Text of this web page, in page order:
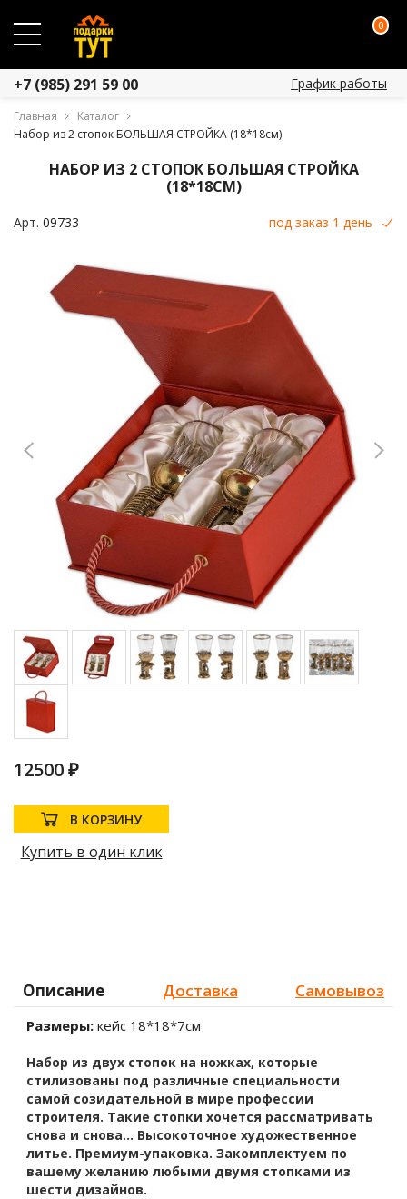
0
+7 (985) 291 59 00 График работы
Главная
Каталог
Набор из 2 стопок БОЛЬШАЯ СТРОЙКА (18*18см)
НАБОР ИЗ 2 СТОПОК БОЛЬШАЯ СТРОЙКА
(18*18СМ)
Арт. 09733 под заказ 1 день
12500 ₽
В КОРЗИНУ
Купить в один клик
Описание Доставка Самовывоз
Размеры: кейс 18*18*7см
Набор из двух стопок на ножках, которые
стилизованы под различные специальности
самой созидательной в мире профессии
строителя. Такие стопки хочется рассматривать
снова и снова... Высокоточное художественное
литье. Премиум-упаковка. Закомплектуем по
вашему желанию любыми двумя стопками из
шести дизайнов.